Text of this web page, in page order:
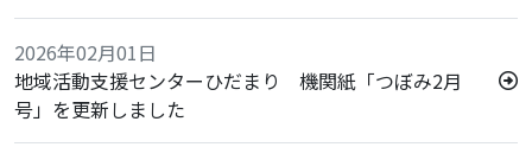
2026年02月01日
地域活動支援センターひだまり 機関紙「つぼみ2月
号」を更新しました